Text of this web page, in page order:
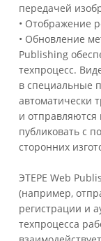
передачей
• Отображение
• Обновление
Publishing
техпроцесс.
в специальные
автоматически
и отправляются
публиковать с
сторонних
ЭТЕРЕ Web
(например,
регистрации и
техпроцесса